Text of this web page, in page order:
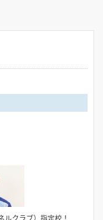
クラブ）指定校！